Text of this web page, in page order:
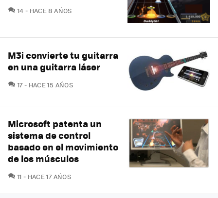
14 COMENTARIOS
HACE 8 AÑOS
M3i convierte tu guitarra
en una guitarra láser
17COMENTARIOS
HACE 15 AÑOS
Microsoft patenta un
sistema de control
basado en el movimiento
de los músculos
11 COMENTARIOS
HACE 17 AÑOS